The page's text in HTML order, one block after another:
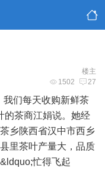
楼主
1502 27
我们每天收购新鲜茶
的茶商江娟说。她经
乡陕西省汉中市西乡
里茶叶产量大，品质
忙得飞起